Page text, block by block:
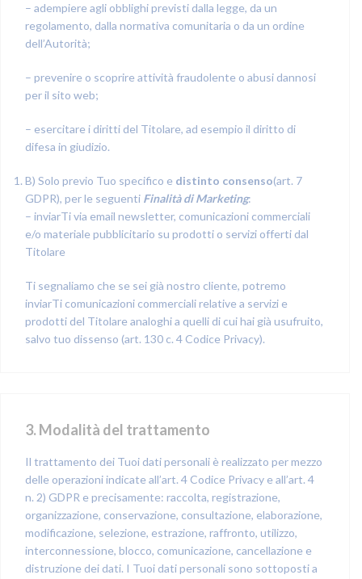
– adempiere agli obblighi previsti dalla legge, da un
regolamento, dalla normativa comunitaria o da un ordine
dell’Autorità;
– prevenire o scoprire attività fraudolente o abusi dannosi
per il sito web;
– esercitare i diritti del Titolare, ad esempio il diritto di
difesa in giudizio.
B) Solo previo Tuo specifico e distinto consenso(art. 7
GDPR), per le seguenti Finalità di Marketing:
– inviarTi via email newsletter, comunicazioni commerciali
e/o materiale pubblicitario su prodotti o servizi offerti dal
Titolare
Ti segnaliamo che se sei già nostro cliente, potremo
inviarTi comunicazioni commerciali relative a servizi e
prodotti del Titolare analoghi a quelli di cui hai già usufruito,
salvo tuo dissenso (art. 130 c. 4 Codice Privacy).
3. Modalità del trattamento
Il trattamento dei Tuoi dati personali è realizzato per mezzo
delle operazioni indicate all’art. 4 Codice Privacy e all’art. 4
n. 2) GDPR e precisamente: raccolta, registrazione,
organizzazione, conservazione, consultazione, elaborazione,
modificazione, selezione, estrazione, raffronto, utilizzo,
interconnessione, blocco, comunicazione, cancellazione e
distruzione dei dati. I Tuoi dati personali sono sottoposti a